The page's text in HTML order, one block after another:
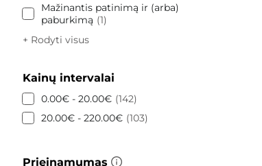
Mažinantis patinimą ir (arba)
paburkimą
1
+ Rodyti visus
Kainų intervalai
0.00€ - 20.00€ 142
20.00€ - 220.00€ 103
Prieinamumas